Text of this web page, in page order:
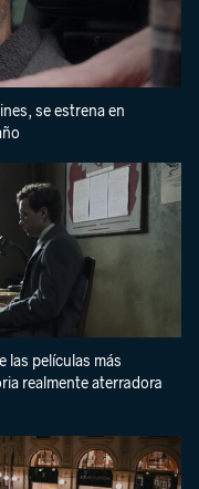
se estrena en
las películas más
realmente aterradora